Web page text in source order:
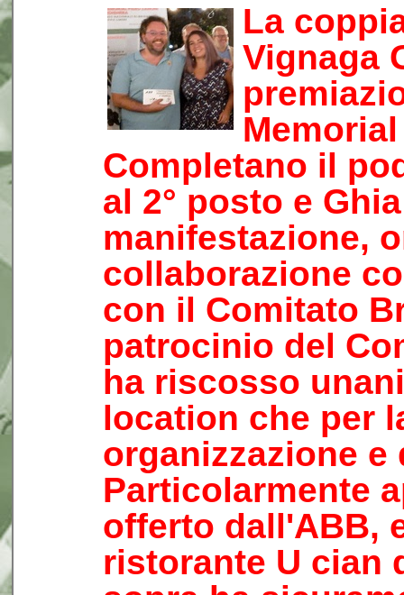
La
Vignaga
Completano il
al 2° posto e
manifestazione,
collaborazione
con il Comitato
patrocinio del
ha riscosso
location che per
organizzazione e
Particolarmente
offerto dall'ABB,
ristorante U cian